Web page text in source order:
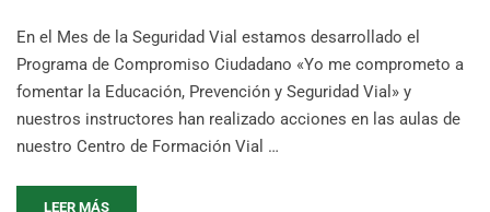
En el Mes de la Seguridad Vial estamos desarrollado el
Programa de Compromiso Ciudadano «Yo me comprometo a
fomentar la Educación, Prevención y Seguridad Vial» y
nuestros instructores han realizado acciones en las aulas de
nuestro Centro de Formación Vial …
LEER MÁS